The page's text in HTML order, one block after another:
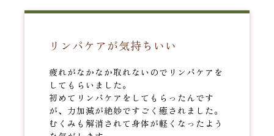
リンパケアが気持ちいい
疲れがなかなか取れないのでリンパケアを
してもらいました。
初めてリンパケアをしてもらったんです
が、力加減が絶妙ですごく癒されました。
むくみも解消されて身体が軽くなったよう